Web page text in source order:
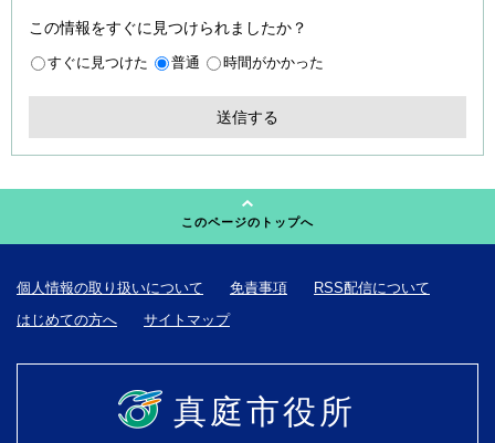
この情報をすぐに見つけられましたか？
すぐに見つけた 普通 時間がかかった
このページのトップへ
個人情報の取り扱いについて 免責事項
RSS配信について
はじめての方へ
サイトマップ
真庭市役所